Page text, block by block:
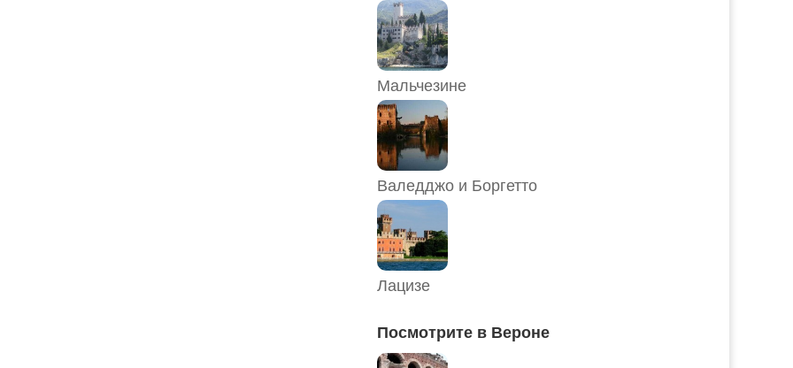
Мальчезине
Валедджо и Боргетто
Лацизе
Посмотрите в Вероне